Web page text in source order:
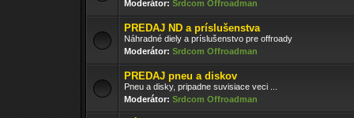
Moderátor: Srdcom Offroadman
PREDAJ ND a príslušenstva
Náhradné diely a príslušenstvo pre offroady
Moderátor: Srdcom Offroadman
PREDAJ pneu a diskov
Pneu a disky, pripadne suvisiace veci ...
Moderátor: Srdcom Offroadman